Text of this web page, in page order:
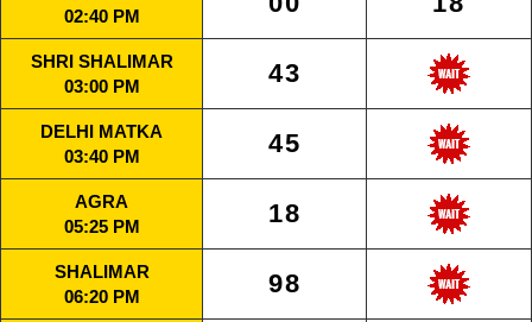
02:40 PM
SHRI SHALIMAR
03:00 PM
43
DELHI MATKA
03:40 PM
45
AGRA
05:25 PM
18
SHALIMAR
06:20 PM
98